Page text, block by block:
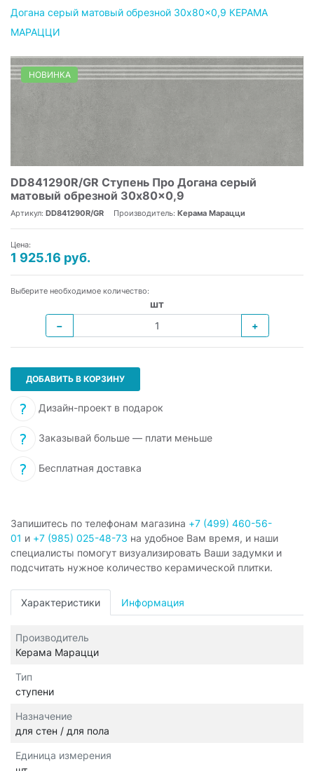
Догана серый матовый обрезной 30x80x0,9 КЕРАМА
МАРАЦЦИ
НОВИНКА
DD841290R/GR Ступень Про Догана серый
матовый обрезной 30x80x0,9
Артикул: DD841290R/GR Производитель: Керама Марацци
Цена:
1 925.16 руб.
Выберите необходимое количество:
шт
−
+
ДОБАВИТЬ В КОРЗИНУ
Дизайн-проект в подарок
Заказывай больше — плати меньше
Бесплатная доставка
Запишитесь по телефонам магазина +7 (499) 460-56-
01 и +7 (985) 025-48-73 на удобное Вам время, и наши
специалисты помогут визуализировать Ваши задумки и
подсчитать нужное количество керамической плитки.
Характеристики Информация
Производитель
Керама Марацци
Тип
ступени
Назначение
для стен / для пола
Единица измерения